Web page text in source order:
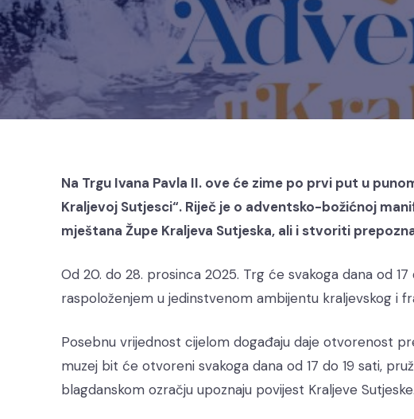
Na Trgu Ivana Pavla II. ove će zime po prvi put u
Kraljevoj Sutjesci“. Riječ je o adventsko-božićnoj
mještana Župe Kraljeva Sutjeska, ali i stvoriti
Od 20. do 28. prosinca 2025. Trg će svakoga dana od
raspoloženjem u jedinstvenom ambijentu kraljevskog i
Posebnu vrijednost cijelom događaju daje otvorenost
muzej bit će otvoreni svakoga dana od 17 do 19 sati,
blagdanskom ozračju upoznaju povijest Kraljeve Sutjeske.